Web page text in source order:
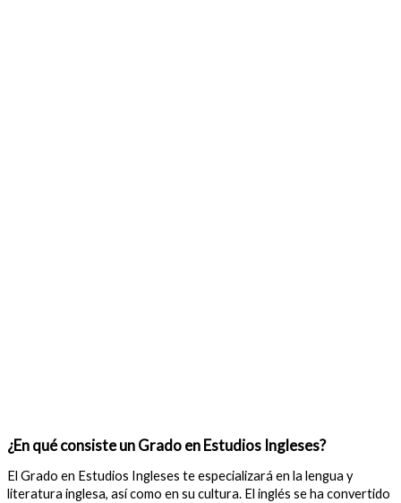
¿En qué consiste un Grado en Estudios Ingleses?
El Grado en Estudios Ingleses te especializará en la lengua y
literatura inglesa, así como en su cultura. El inglés se ha convertido